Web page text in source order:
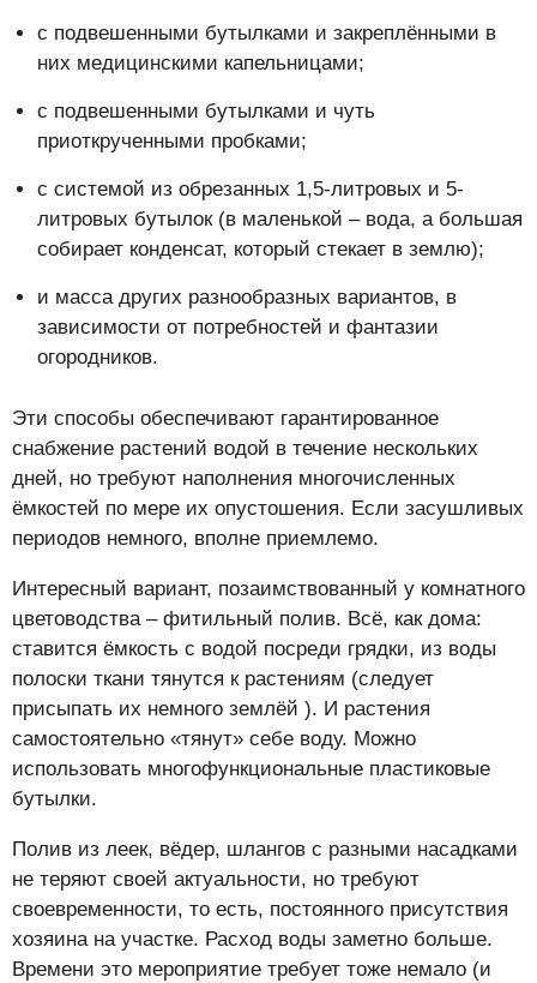
с подвешенными бутылками и закреплёнными в
них медицинскими капельницами;
с подвешенными бутылками и чуть
приоткрученными пробками;
с системой из обрезанных 1,5-литровых и 5-
литровых бутылок (в маленькой – вода, а большая
собирает конденсат, который стекает в землю);
и масса других разнообразных вариантов, в
зависимости от потребностей и фантазии
огородников.
Эти способы обеспечивают гарантированное
снабжение растений водой в течение нескольких
дней, но требуют наполнения многочисленных
ёмкостей по мере их опустошения. Если засушливых
периодов немного, вполне приемлемо.
Интересный вариант, позаимствованный у комнатного
цветоводства – фитильный полив. Всё, как дома:
ставится ёмкость с водой посреди грядки, из воды
полоски ткани тянутся к растениям (следует
присыпать их немного землёй ). И растения
самостоятельно «тянут» себе воду. Можно
использовать многофункциональные пластиковые
бутылки.
Полив из леек, вёдер, шлангов с разными насадками
не теряют своей актуальности, но требуют
своевременности, то есть, постоянного присутствия
хозяина на участке. Расход воды заметно больше.
Времени это мероприятие требует тоже немало (и